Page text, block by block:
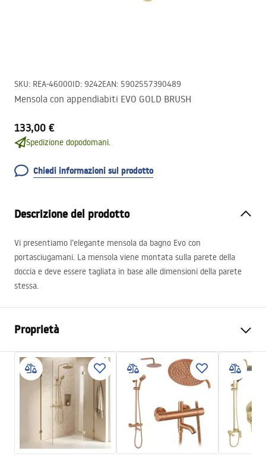
SKU: REA-46000ID: 9242EAN: 5902557390489
Mensola con appendiabiti EVO GOLD BRUSH
133,00 €
Spedizione dopodomani.
Chiedi informazioni sul prodotto
Descrizione del prodotto
Vi presentiamo l’elegante mensola da bagno Evo con
portasciugamani. La mensola viene montata sulla parete della
doccia e deve essere tagliata in base alle dimensioni della parete
stessa.
Proprietà
Materiale
aluminium
Colore
Oro spazzolato
Altezza del rubinetto
1200
Larghezza (mm)
65 mm